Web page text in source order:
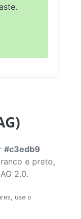
#c3edb9
e preto,
2.0.
use o